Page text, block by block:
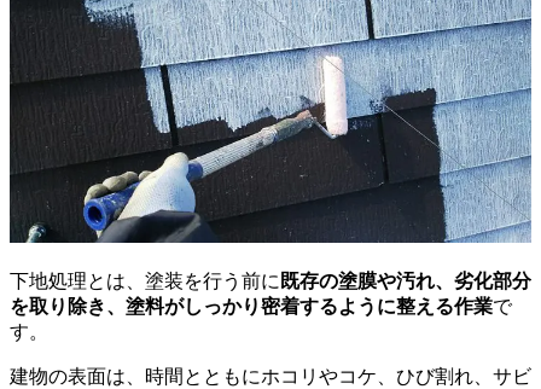
下地処理とは、塗装を行う前に 既存の塗膜や汚れ、劣化部分
を取り除き、塗料がしっかり密着するように整える作業で
す。
建物の表面は、時間とともにホコリやコケ、ひび割れ、サビ